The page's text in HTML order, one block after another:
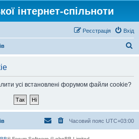
інтернет-спільноти
Вхід
Реєстрація
усі встановлені форумом файли cookie?
Часовий пояс UTC+03:00